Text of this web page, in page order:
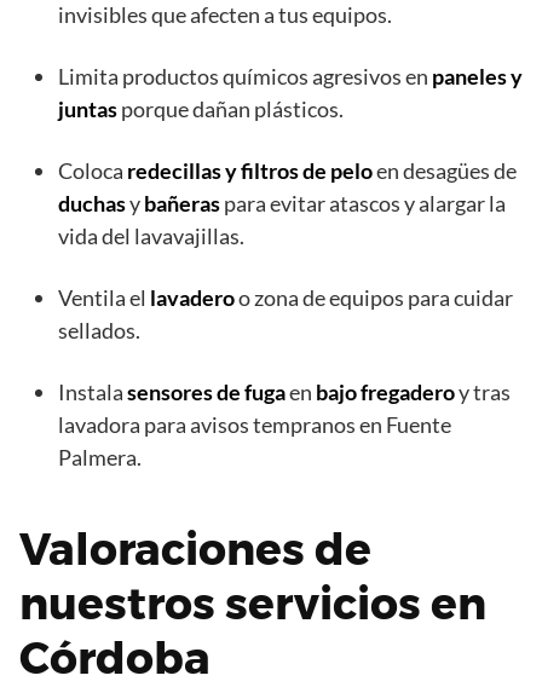
invisibles que afecten a tus equipos.
Limita productos químicos agresivos en paneles y
juntasporque dañan plásticos.
Coloca redecillas y filtros de peloen desagües de
duchasybañeraspara evitar atascos y alargar la
vida del lavavajillas.
Ventila el lavaderoo zona de equipos para cuidar
sellados.
Instalasensores de fugaen bajo fregaderoy tras
lavadora para avisos tempranos en Fuente
Palmera.
Valoraciones de
nuestros servicios en
Córdoba